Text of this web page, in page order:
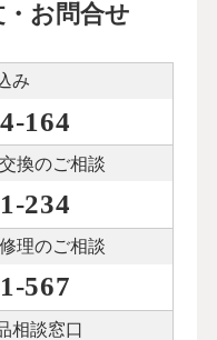
お問合せ
み
164
換のご相談
234
理のご相談
567
相談窓口